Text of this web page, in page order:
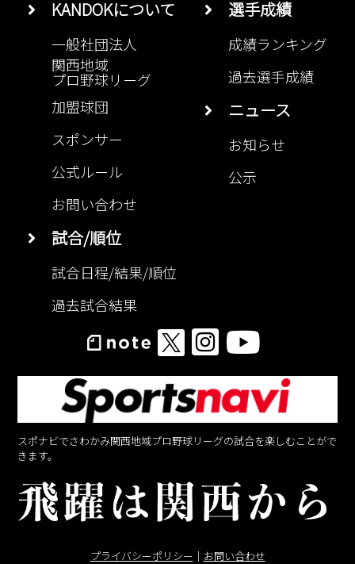
KANDOKについて
一般社団法人
関西地域
プロ野球リーグ
加盟球団
スポンサー
公式ルール
お問い合わせ
試合/順位
試合日程/結果/順位
過去試合結果
選手成績
成績ランキング
過去選手成績
ニュース
お知らせ
公示
スポナビでさわかみ関西地域プロ野球リーグの試合を楽しむことがで
きます。
プライバシーポリシー ｜ お問い合わせ